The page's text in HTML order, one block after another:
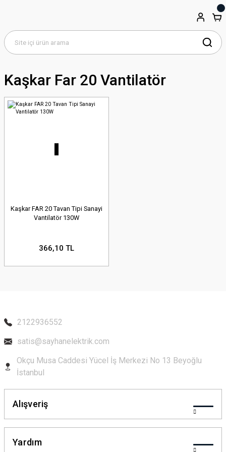
Kaşkar Far 20 Vantilatör
Kaşkar FAR 20 Tavan Tipi Sanayi
Vantilatör 130W
366,10 TL
2122936552
satis@sayhanelektrik.com
Okçu Musa Caddesi Yücel İş Merkezi No 13 Beyoğlu
İstanbul
Alışveriş
Yardım